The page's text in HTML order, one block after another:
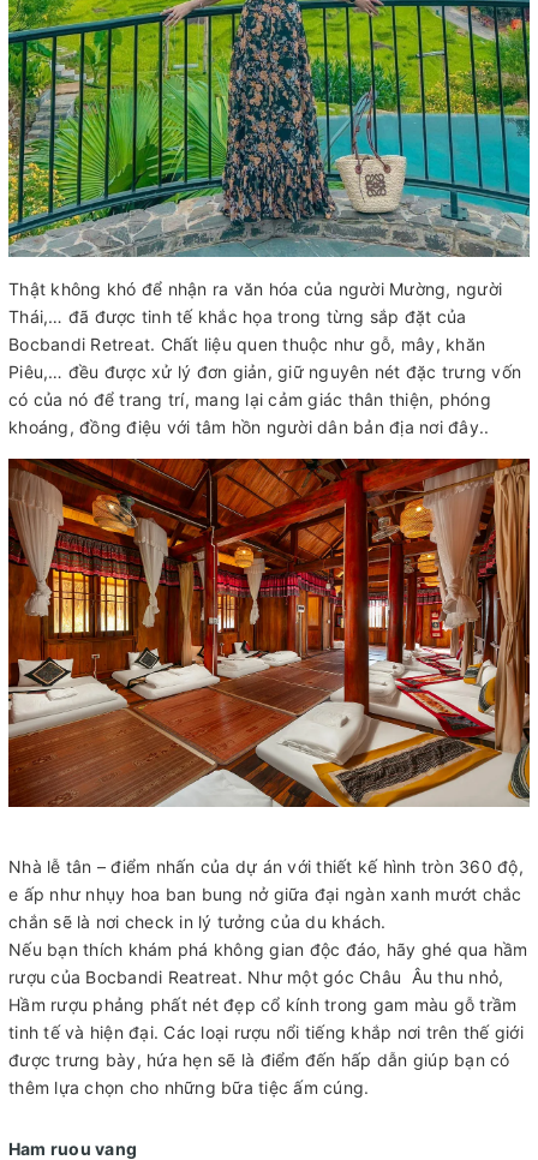
Thật không khó để nhận ra văn hóa của người Mường, người
Thái,… đã được tinh tế khắc họa trong từng sắp đặt của
Bocbandi Retreat. Chất liệu quen thuộc như gỗ, mây, khăn
Piêu,… đều được xử lý đơn giản, giữ nguyên nét đặc trưng vốn
có của nó để trang trí, mang lại cảm giác thân thiện, phóng
khoáng, đồng điệu với tâm hồn người dân bản địa nơi đây..
Nhà lễ tân – điểm nhấn của dự án với thiết kế hình tròn 360 độ,
e ấp như nhụy hoa ban bung nở giữa đại ngàn xanh mướt chắc
chắn sẽ là nơi check in lý tưởng của du khách.
Nếu bạn thích khám phá không gian độc đáo, hãy ghé qua hầm
rượu của Bocbandi Reatreat. Như một góc Châu Âu thu nhỏ,
Hầm rượu phảng phất nét đẹp cổ kính trong gam màu gỗ trầm
tinh tế và hiện đại. Các loại rượu nổi tiếng khắp nơi trên thế giới
được trưng bày, hứa hẹn sẽ là điểm đến hấp dẫn giúp bạn có
thêm lựa chọn cho những bữa tiệc ấm cúng.
Ham ruou vang